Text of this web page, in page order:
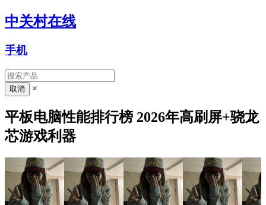
中关村在线
手机
×
平板电脑性能排行榜 2026年高刷屏+骁龙
芯游戏利器